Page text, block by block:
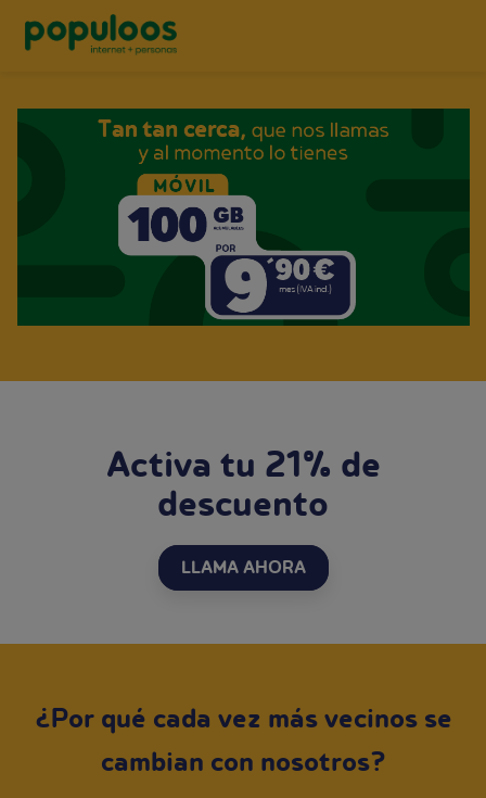
Activa tu 21% de
descuento
LLAMA AHORA
¿Por qué cada vez más vecinos se
cambian con nosotros?